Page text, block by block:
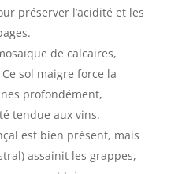
préserver l’acidité et les
de calcaires,
sol maigre force la
profondément,
tendue aux vins.
est bien présent, mais
assainit les grappes,